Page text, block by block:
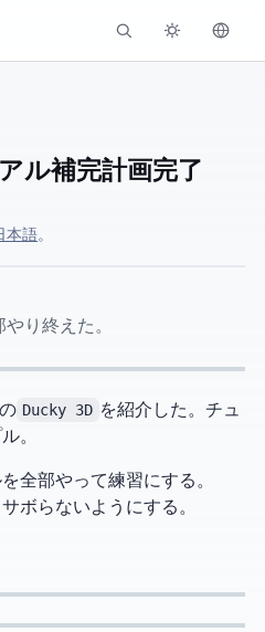
リアル補完計画 [完了]
本語。
やり終えた。
の Ducky 3D を紹介した。チュ
。
全部やって練習にする。
ボらないようにする。